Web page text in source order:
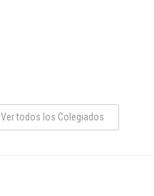
Ver todos los Colegiados